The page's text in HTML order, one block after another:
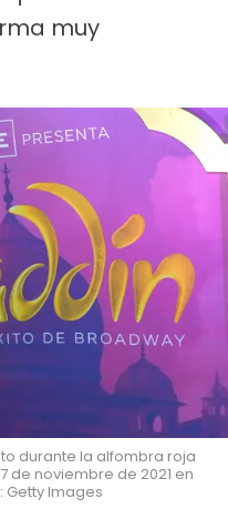
muy
durante la alfombra roja
de noviembre de 2021 en
Getty Images